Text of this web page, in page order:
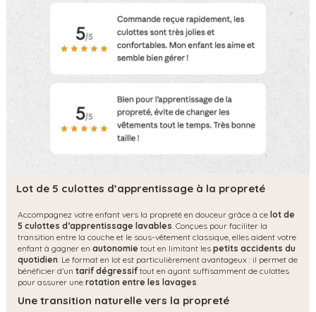
Lot de 5 culottes d’apprentissage à la propreté
Accompagnez votre enfant vers la propreté en douceur grâce à ce lot de
5 culottes d’apprentissage lavables . Conçues pour faciliter la
transition entre la couche et le sous-vêtement classique, elles aident votre
enfant à gagner en autonomie tout en limitant les petits accidents du
quotidien . Le format en lot est particulièrement avantageux : il permet de
bénéficier d’un tarif dégressif tout en ayant suffisamment de culottes
pour assurer une rotation entre les lavages
Une transition naturelle vers la propreté